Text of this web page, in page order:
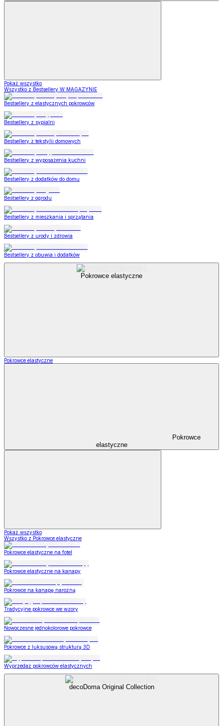
Pokaż wszystko
Wszystko z Bestsellery W MAGAZYNIE
Bestsellery z elastycznych pokrowców
Bestsellery z sypialni
Bestsellery z tekstylii domowych
Bestsellery z wyposażenia kuchni
Bestsellery z dodatków do domu
Bestsellery z ogrodu
Bestsellery z mieszkania i sprzątania
Bestsellery z urody i zdrowia
Bestsellery z obuwia i dodatków
Pokrowce elastyczne
Pokrowce elastyczne
Pokrowce
elastyczne
Pokaż wszystko
Wszystko z Pokrowce elastyczne
Pokrowce elastyczne na fotel
Pokrowce elastyczne na kanapy
Pokrowce na kanapę narożną
Tradycyjne pokrowce we wzory
Nowoczesne jednokolorowe pokrowce
Pokrowce z luksusową strukturą 3D
Wyprzedaż pokrowców elastycznych
decoDoma Original Collection